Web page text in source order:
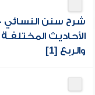
شرح سنن النسائي -
الأحاديث
والربع [1]